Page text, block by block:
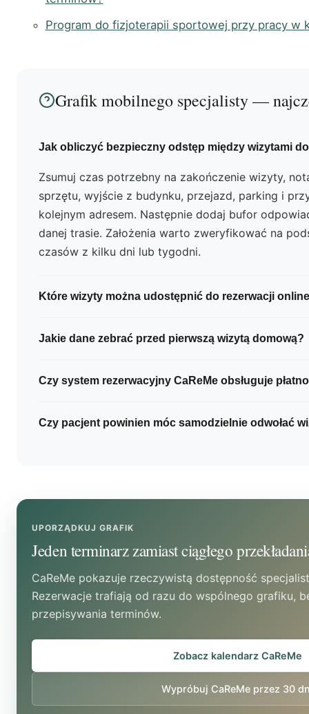
Program do fizjoterapii sportowej przy pracy w
Grafik mobilnego specjalisty —
Jak obliczyć bezpieczny odstęp między wizytami
Zsumuj czas potrzebny na zakończenie wizyty,
sprzętu, wyjście z budynku, przejazd, parking i
kolejnym adresem. Następnie dodaj bufor
danej trasie. Założenia warto zweryfikować na
czasów z kilku dni lub tygodni.
Które wizyty można udostępnić do rezerwacji
określony czas, bezpieczny blok dojazdowy i nie
lepiej pozostawić do potwierdzenia.
Jakie dane zebrać przed pierwszą wizytą domową?
informacja o windzie i domofonie, warunki
informacje rzeczywiście potrzebne do organizacji
Czy system rezerwacyjny CaReMe obsługuje
płatności. Nie ma jednak potwierdzenia funkcji
Czy pacjent powinien móc samodzielnie odwołać
prawnikiem.
UPORZĄDKUJ GRAFIK
Jeden terminarz zamiast ciągłego
CaReMe pokazuje rzeczywistą dostępność
Rezerwacje trafiają od razu do wspólnego grafiku,
przepisywania terminów.
Zobacz kalendarz CaReMe
Wypróbuj CaReMe przez 30